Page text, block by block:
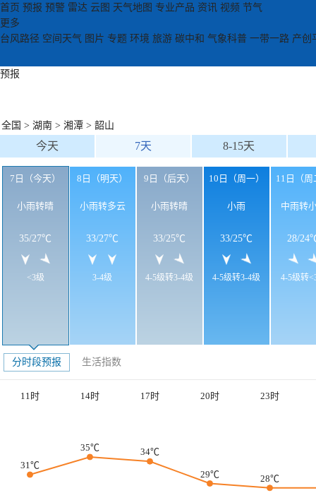
首页 预报 预警 雷达 云图 天气地图 专业产品 资讯 视频 节气
更多
台风路径 空间天气 图片 专题 环境 旅游 碳中和 气象科普 一带一路 产创
预报
全国 > 湖南 > 湘潭 > 韶山
今天 7天 8-15天
7日（今天）
小雨转晴
35/27℃
<3级
8日（明天）
小雨转多云
33/27℃
3-4级
9日（后天）
小雨转晴
33/25℃
4-5级转3-4级
10日（周一）
小雨
33/25℃
4-5级转3-4级
11日（周
中雨转
28/
4-5级转
分时段预报 生活指数
11时 14时 17时 20时 23时
31℃
35℃ 34℃
29℃ 28℃